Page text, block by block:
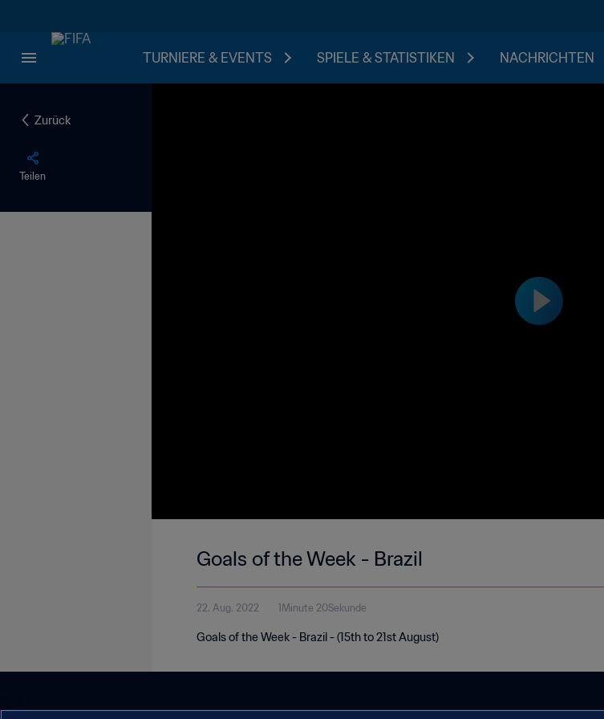
TURNIERE & EVENTS SPIELE & STATISTIKEN NACHRICHTEN
Zurück
Teilen
Goals of the Week - Brazil
22. Aug. 2022 1Minute 20Sekunde
Goals of the Week - Brazil - (15th to 21st August)